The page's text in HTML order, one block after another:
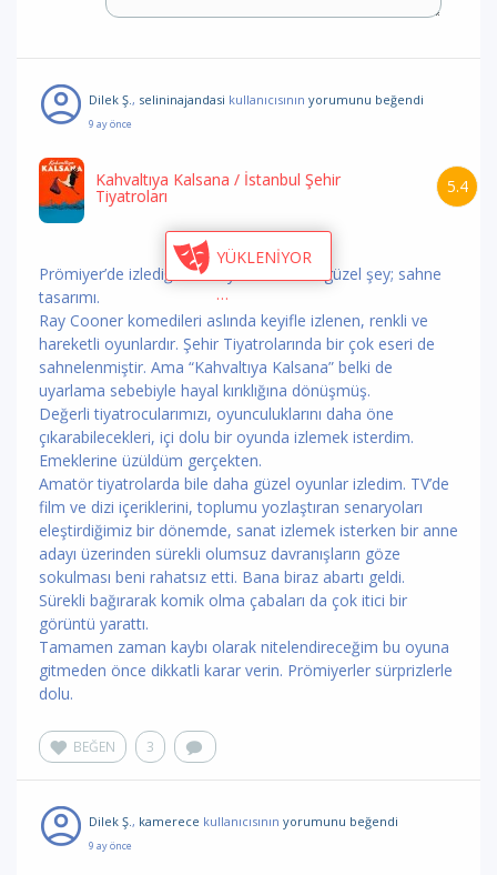
Dilek Ş., selininajandasi kullanıcısının yorumunu beğendi
9 ay önce
5.4
Kahvaltıya Kalsana / İstanbul Şehir
Tiyatroları
Prömiyer’de izlediğim bu oyuna dair tek güzel şey; sahne
tasarımı.
Ray Cooner komedileri aslında keyifle izlenen, renkli ve
hareketli oyunlardır. Şehir Tiyatrolarında bir çok eseri de
sahnelenmiştir. Ama “Kahvaltıya Kalsana” belki de
uyarlama sebebiyle hayal kırıklığına dönüşmüş.
Değerli tiyatrocularımızı, oyunculuklarını daha öne
çıkarabilecekleri, içi dolu bir oyunda izlemek isterdim.
Emeklerine üzüldüm gerçekten.
Amatör tiyatrolarda bile daha güzel oyunlar izledim. TV’de
film ve dizi içeriklerini, toplumu yozlaştıran senaryoları
eleştirdiğimiz bir dönemde, sanat izlemek isterken bir anne
adayı üzerinden sürekli olumsuz davranışların göze
sokulması beni rahatsız etti. Bana biraz abartı geldi.
Sürekli bağırarak komik olma çabaları da çok itici bir
görüntü yarattı.
Tamamen zaman kaybı olarak nitelendireceğim bu oyuna
gitmeden önce dikkatli karar verin. Prömiyerler sürprizlerle
dolu.
BEĞEN 3
Dilek Ş., kamerece kullanıcısının yorumunu beğendi
9 ay önce